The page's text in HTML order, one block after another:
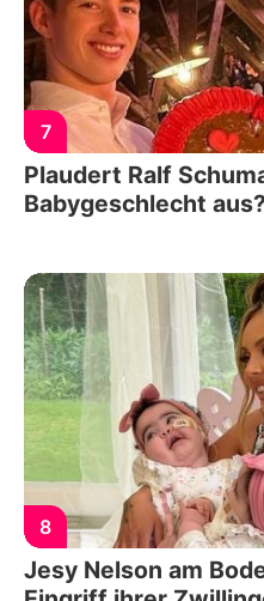
7
Plaudert Ralf
Babygeschlecht aus?
8
Jesy Nelson am